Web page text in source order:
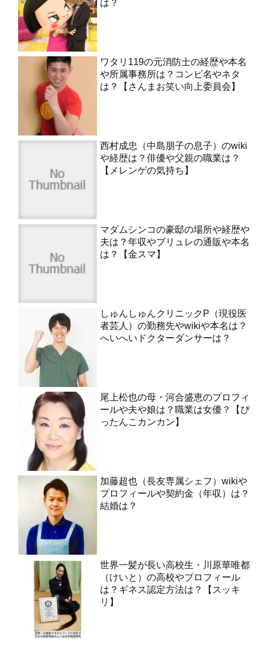
は？
ワタリ119の元消防士の経歴や本名
や所属事務所は？コンビ名やネタ
は？【さんまお笑い向上委員会】
西村成忠（中島朋子の息子）のwiki
や経歴は？俳優や父親の職業は？
【メレンゲの気持ち】
マダムシンコの豪邸の場所や経歴や
夫は？年収やブリュレの通販や本名
は？【金スマ】
しゅんしゅんクリニックP（現役医
者芸人）の勤務先やwikiや本名は？
へいへいドクターダンサーは？
尾上松也の母・河合盛恵のプロフィ
ールや夫や娘は？職業は女優？【ぴ
ったんこカンカン】
加藤超也（長友専属シェフ）wikiや
プロフィールや契約金（年収）は？
結婚は？
世界一髪が長い高校生・川原華唯都
（けいと）の高校やプロフィール
は？ギネス認定方法は？【スッキ
リ】